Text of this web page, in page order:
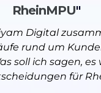
RheinMPU"
Digital
rund um
soll ich sagen,
für